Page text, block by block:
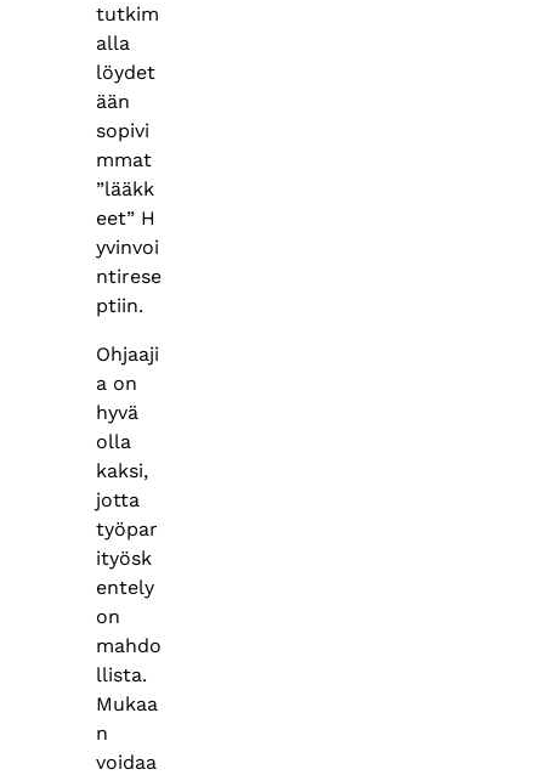
tutkim
alla
löydet
ään
sopivi
mmat
”lääkk
eet” H
yvinvoi
ntirese
ptiin.
Ohjaaji
a on
hyvä
olla
kaksi,
jotta
työpar
ityösk
entely
on
mahdo
llista.
Mukaa
n
voidaa